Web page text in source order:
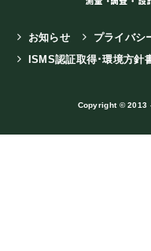
お知らせ
プライバシ
ISMS認証取得･環境方針
Copyright © 2013 -